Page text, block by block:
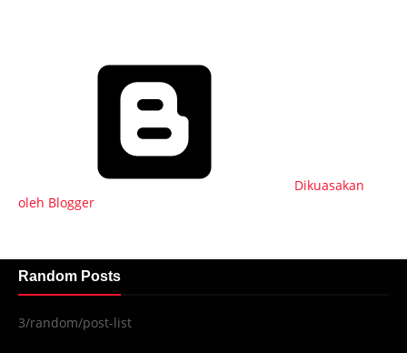
Dikuasakan
oleh Blogger
Random Posts
3/random/post-list